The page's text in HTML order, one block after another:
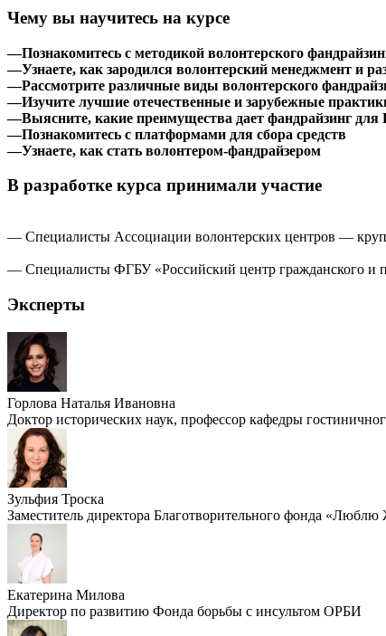
Чему вы научитесь на курсе
—Познакомитесь с методикой волонтерского
—Узнаете, как зародился волонтерский менеджмент и
—Рассмотрите различные виды волонтерского
—Изучите лучшие отечественные и зарубежные
—Выясните, какие преимущества дает фандрайзинг
—Познакомитесь с платформами для сбора средств
—Узнаете, как стать волонтером-фандрайзером
В разработке курса принимали участие
— Специалисты Ассоциации волонтерских центров —
— Специалисты ФГБУ «Российский центр гражданского и
Эксперты
Горлова Наталья Ивановна
Доктор исторических наук, профессор кафедры
Зульфия Троска
Заместитель директора Благотворительного фонда «Люблю
Екатерина Милова
Директор по развитию Фонда борьбы с инсультом ОРБИ